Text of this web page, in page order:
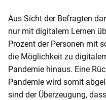
Aus Sicht der Befragten
nur mit digitalem Lernen
Prozent der Personen mit
die Möglichkeit zu
Pandemie hinaus. Eine
Pandemie wird somit
sind der Überzeugung,